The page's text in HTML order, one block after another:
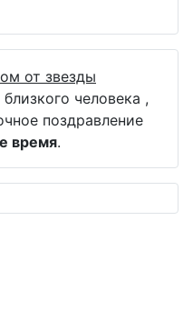
человека ,
поздравление
время.